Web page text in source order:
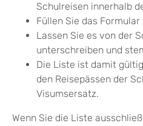
Schulreisen innerhalb
Füllen Sie das
Lassen Sie es von der
unterschreiben und
Die Liste ist damit
den Reisepässen der
Visumsersatz.
Wenn Sie die Liste